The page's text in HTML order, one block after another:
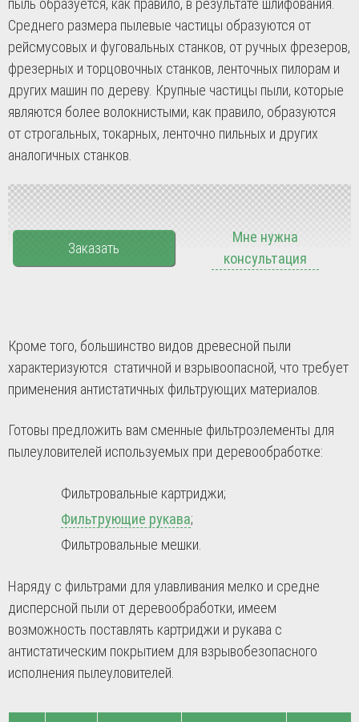
пыль образуется, как правило, в результате шлифования.
Среднего размера пылевые частицы образуются от
рейсмусовых и фуговальных станков, от ручных фрезеров,
фрезерных и торцовочных станков, ленточных пилорам и
других машин по дереву. Крупные частицы пыли, которые
являются более волокнистыми, как правило, образуются
от строгальных, токарных, ленточно пильных и других
аналогичных станков.
Заказать
Мне нужна
консультация
Кроме того, большинство видов древесной пыли
характеризуются статичной и взрывоопасной, что требует
применения антистатичных фильтрующих материалов.
Готовы предложить вам сменные фильтроэлементы для
пылеуловителей используемых при деревообработке:
Фильтровальные картриджи;
Фильтрующие рукава;
Фильтровальные мешки.
Наряду с фильтрами для улавливания мелко и средне
дисперсной пыли от деревообработки, имеем
возможность поставлять картриджи и рукава с
антистатическим покрытием для взрывобезопасного
исполнения пылеуловителей.